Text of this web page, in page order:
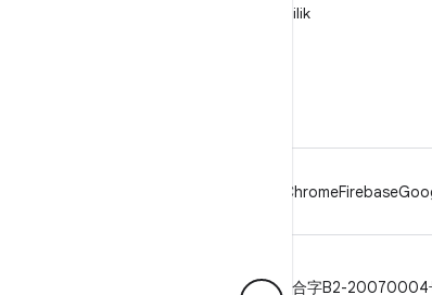
Gizlilik
ChromeFirebase
ICP证合字B2-20070004